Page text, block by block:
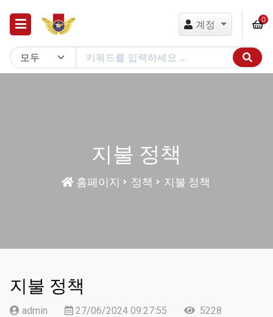
계정 0
지불 정책
홈페이지 정책 지불 정책
지불 정책
admin 27/06/2024 09:27:55
5228